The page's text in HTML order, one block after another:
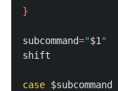
}
subcommand="$1 "
shift
case $subcommand